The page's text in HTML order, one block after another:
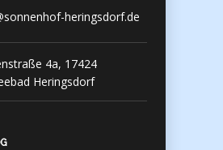
heringsdorf.de
4a, 17424
Heringsdorf